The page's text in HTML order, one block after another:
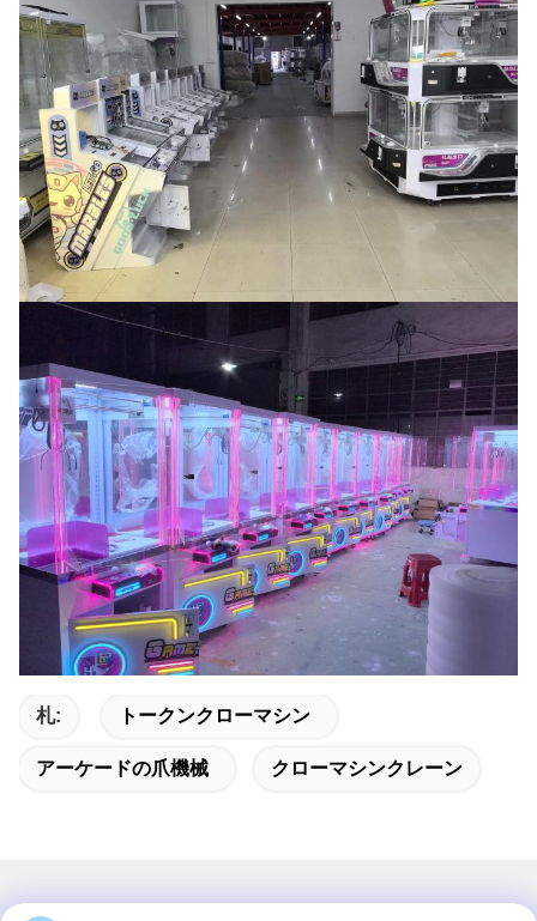
札: トークンクローマシン
アーケードの爪機械 クローマシンクレーン